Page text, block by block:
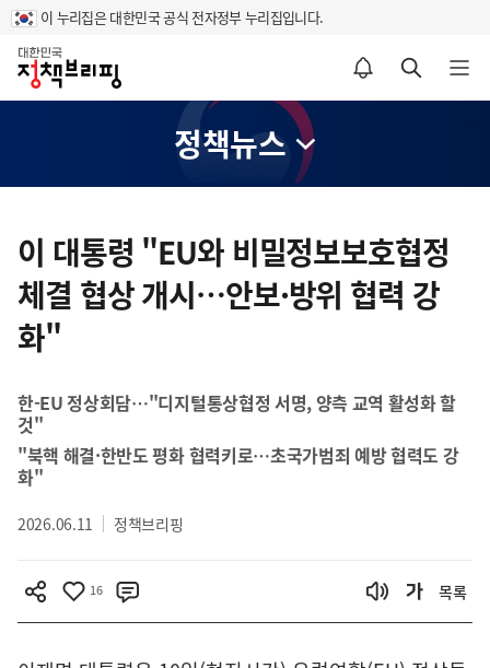
이 누리집은 대한민국 공식 전자정부 누리집입니다.
홈
알림설정 바로가기 검색 바로가기 메뉴 열기
정책뉴스
텐
츠
영
역
이 대통령 "EU와 비밀정보보호협정
체결 협상 개시…안보·방위 협력 강
화"
한-EU 정상회담…"디지털통상협정 서명, 양측 교역 활성화 할
것"
"북핵 해결·한반도 평화 협력키로…초국가범죄 예방 협력도 강
화"
2026.06.11 정책브리핑
16 목록